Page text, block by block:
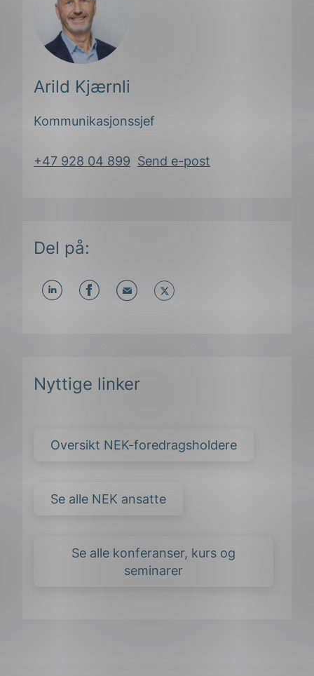
Arild Kjærnli
Kommunikasjonssjef
+47 928 04 899 Send e-post
Del på:
Nyttige linker
Oversikt NEK-foredragsholdere
Se alle NEK ansatte
Se alle konferanser, kurs og
seminarer